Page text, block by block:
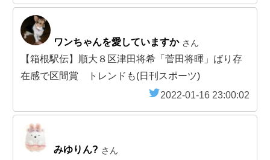
ワンちゃんを愛していますか さん
【箱根駅伝】順大８区津田将希「菅田将暉」ばり存
在感で区間賞 トレンドも(日刊スポーツ)
2022-01-16 23:00:02
みゆりん? さん